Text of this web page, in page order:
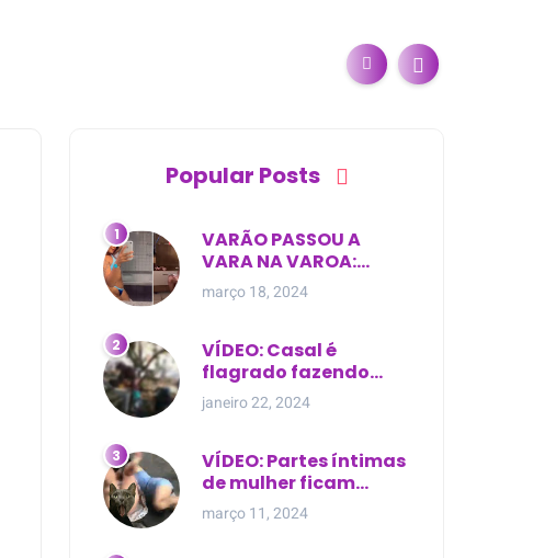
Popular Posts
VARÃO PASSOU A
VARA NA VAROA:
Esposa de pregador
evangélico descobre
extra-conjugal
março 18, 2024
VÍDEO: Casal é
flagrado fazendo
sexo dentro de
cemitério, em cima de
janeiro 22, 2024
VÍDEO: Partes íntimas
de mulher ficam
expostas durante
briga em Manaus
março 11, 2024